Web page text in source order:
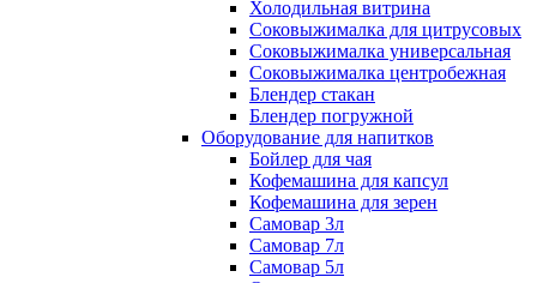
Холодильная витрина
Соковыжималка для цитрусовых
Соковыжималка универсальная
Соковыжималка центробежная
Блендер стакан
Блендер погружной
Оборудование для напитков
Бойлер для чая
Кофемашина для капсул
Кофемашина для зерен
Самовар 3л
Самовар 7л
Самовар 5л